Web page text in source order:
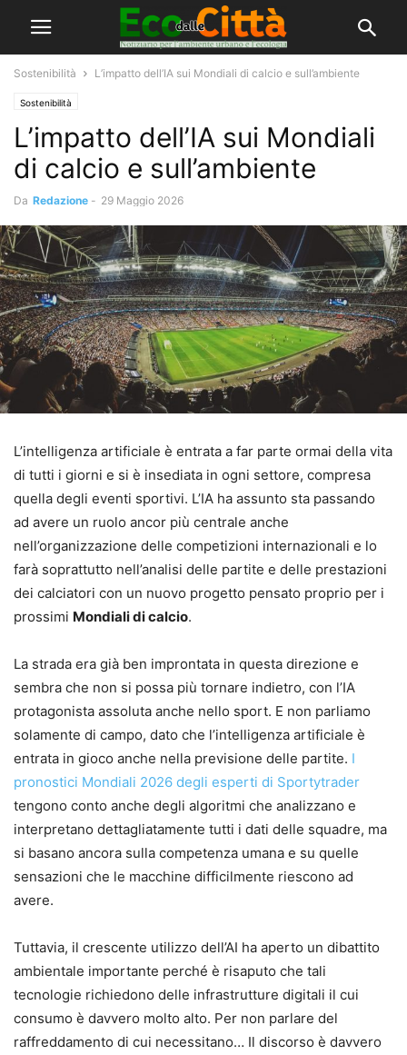
Sostenibilità L’impatto dell’IA sui Mondiali di calcio e sull’ambiente
Sostenibilità
L’impatto dell’IA sui Mondiali
di calcio e sull’ambiente
Da Redazione - 29 Maggio 2026
L’intelligenza artificiale è entrata a far parte ormai della vita
di tutti i giorni e si è insediata in ogni settore, compresa
quella degli eventi sportivi. L’IA ha assunto sta passando
ad avere un ruolo ancor più centrale anche
nell’organizzazione delle competizioni internazionali e lo
farà soprattutto nell’analisi delle partite e delle prestazioni
dei calciatori con un nuovo progetto pensato proprio per i
prossimi Mondiali di calcio.
La strada era già ben improntata in questa direzione e
sembra che non si possa più tornare indietro, con l’IA
protagonista assoluta anche nello sport. E non parliamo
solamente di campo, dato che l’intelligenza artificiale è
entrata in gioco anche nella previsione delle partite. I
pronostici Mondiali 2026 degli esperti di Sportytrader
tengono conto anche degli algoritmi che analizzano e
interpretano dettagliatamente tutti i dati delle squadre, ma
si basano ancora sulla competenza umana e su quelle
sensazioni che le macchine difficilmente riescono ad
avere.
Tuttavia, il crescente utilizzo dell’AI ha aperto un dibattito
ambientale importante perché è risaputo che tali
tecnologie richiedono delle infrastrutture digitali il cui
consumo è davvero molto alto. Per non parlare del
raffreddamento di cui necessitano… Il discorso è davvero